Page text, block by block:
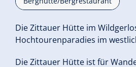
Die Zittauer Hütte im
Hochtourenparadies im
Die Zittauer Hütte ist für